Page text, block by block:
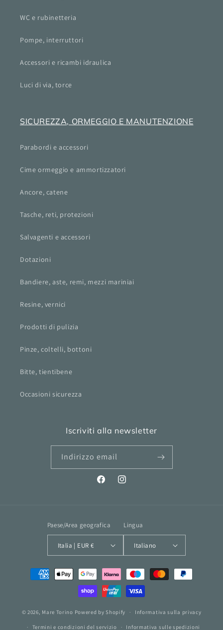
WC e rubinetteria
Pompe, interruttori
Accessori e ricambi idraulica
Luci di via, torce
SICUREZZA, ORMEGGIO E MANUTENZIONE
Parabordi e accessori
Cime ormeggio e ammortizzatori
Ancore, catene
Tasche, reti, protezioni
Salvagenti e accessori
Dotazioni
Bandiere, aste, remi, mezzi mariniai
Resine, vernici
Prodotti di pulizia
Pinze, coltelli, bottoni
Bitte, tientibene
Occasioni sicurezza
Iscriviti alla newsletter
Indirizzo email
FacebookInstagram
Paese/Area geografica
Italia | EUR €
Lingua
Italiano
Metodi
© 2026, Mare Torino Powered by Shopify Informativa sulla privacy
Termini e condizioni del servizio Informativa sulle spedizioni